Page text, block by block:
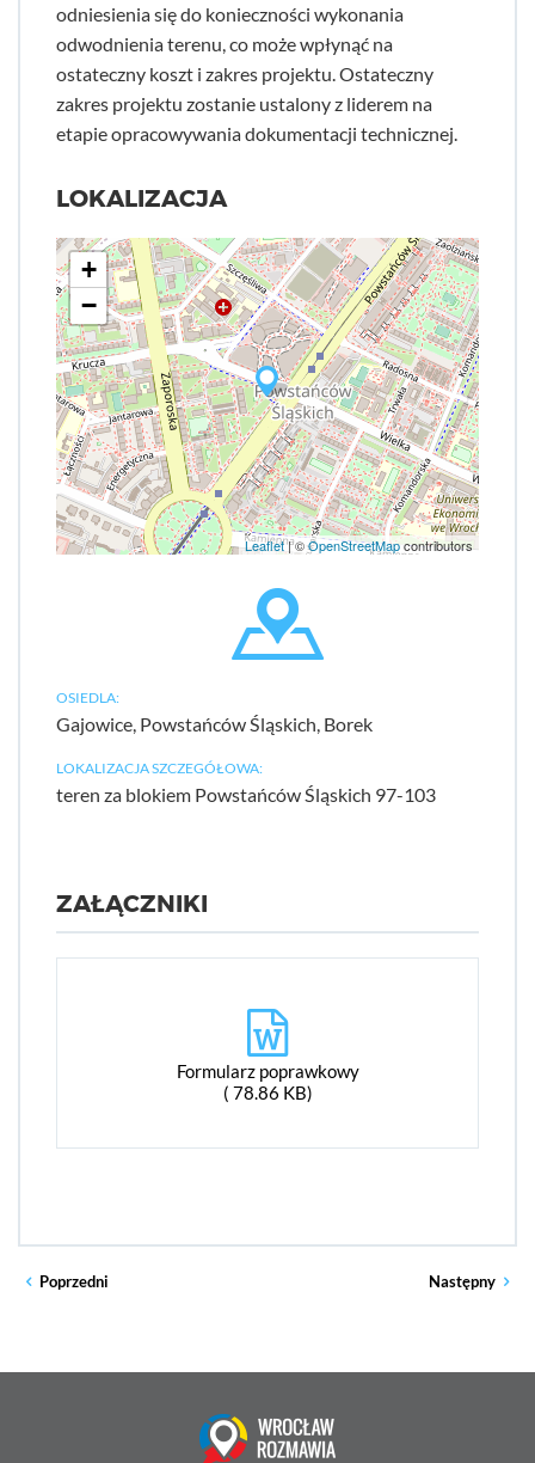
odniesienia się do konieczności wykonania
odwodnienia terenu, co może wpłynąć na
ostateczny koszt i zakres projektu. Ostateczny
zakres projektu zostanie ustalony z liderem na
etapie opracowywania dokumentacji technicznej.
LOKALIZACJA
+
−
Leaflet| ©OpenStreetMapcontributors
OSIEDLA:
Gajowice, Powstańców Śląskich, Borek
LOKALIZACJA SZCZEGÓŁOWA:
teren za blokiem Powstańców Śląskich 97-103
ZAŁĄCZNIKI
Formularz poprawkowy
( 78.86 KB)
Poprzedni Następny